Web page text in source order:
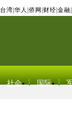
台湾 华人 侨网 财经 金融
社会 国际